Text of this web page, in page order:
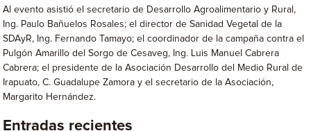
Al evento asistió el secretario de Desarrollo Agroalimentario y Rural,
Ing. Paulo Bañuelos Rosales; el director de Sanidad Vegetal de la
SDAyR, Ing. Fernando Tamayo; el coordinador de la campaña contra el
Pulgón Amarillo del Sorgo de Cesaveg, Ing. Luis Manuel Cabrera
Cabrera; el presidente de la Asociación Desarrollo del Medio Rural de
Irapuato, C. Guadalupe Zamora y el secretario de la Asociación,
Margarito Hernández.
Entradas recientes